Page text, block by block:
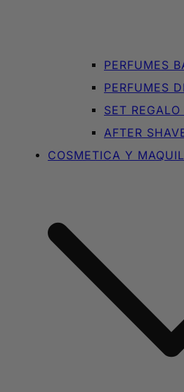
PERFUMES
PERFUMES
SET
AFTER
COSMETICA Y